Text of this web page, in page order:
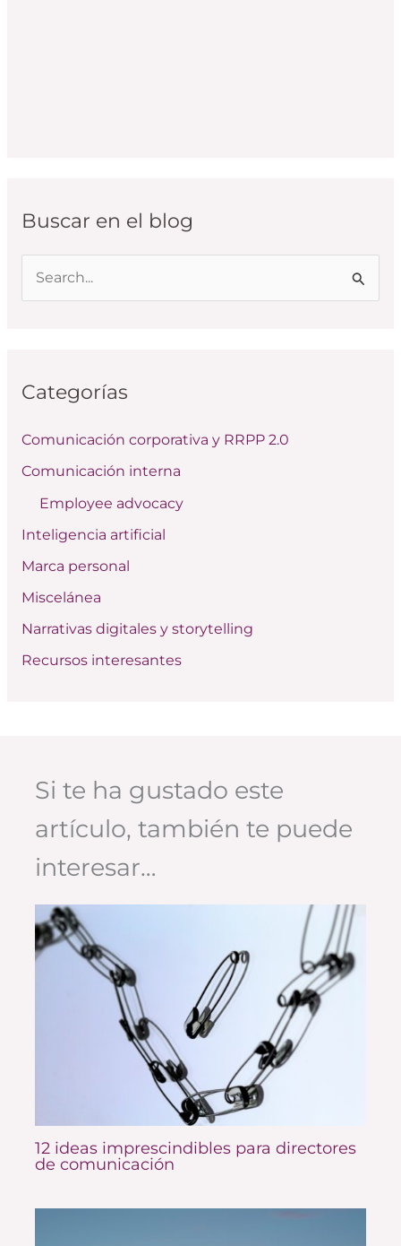
Buscar en el blog
a
p
o
:
Categorías
Comunicación corporativa y RRPP 2.0
Comunicación interna
Employee advocacy
Inteligencia artificial
Marca personal
Miscelánea
Narrativas digitales y storytelling
Recursos interesantes
Si te ha gustado este
artículo, también te puede
interesar…
12 ideas imprescindibles para directores
de comunicación